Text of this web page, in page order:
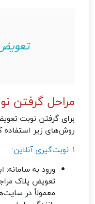
مراحل گرفتن
برای گرفتن نوبت
روش‌های زیر استفاده
1. نوبت‌گیری آنلاین:
ورود به سامانه:
تعویض پلاک
معمولاً در